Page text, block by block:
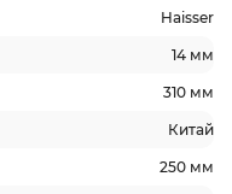
Haisser
14 мм
310 мм
Китай
250 мм